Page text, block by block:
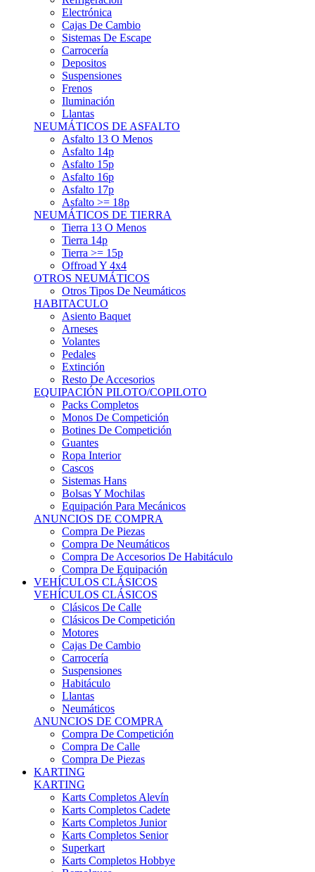
Cajas De Cambio
Sistemas De Escape
Carrocería
Depositos
Suspensiones
Frenos
Iluminación
Llantas
NEUMÁTICOS DE ASFALTO
Asfalto 13 O Menos
Asfalto 14p
Asfalto 15p
Asfalto 16p
Asfalto 17p
Asfalto >= 18p
NEUMÁTICOS DE TIERRA
Tierra 13 O Menos
Tierra 14p
Tierra >= 15p
Offroad Y 4x4
OTROS NEUMÁTICOS
Otros Tipos De Neumáticos
HABITACULO
Asiento Baquet
Arneses
Volantes
Pedales
Extinción
Resto De Accesorios
EQUIPACIÓN PILOTO/COPILOTO
Packs Completos
Monos De Competición
Botines De Competición
Guantes
Ropa Interior
Cascos
Sistemas Hans
Bolsas Y Mochilas
Equipación Para Mecánicos
ANUNCIOS DE COMPRA
Compra De Piezas
Compra De Neumáticos
Compra De Accesorios De Habitáculo
Compra De Equipación
VEHÍCULOS CLÁSICOS
VEHÍCULOS CLÁSICOS
Clásicos De Calle
Clásicos De Competición
Motores
Cajas De Cambio
Carrocería
Suspensiones
Habitáculo
Llantas
Neumáticos
ANUNCIOS DE COMPRA
Compra De Competición
Compra De Calle
Compra De Piezas
KARTING
KARTING
Karts Completos Alevín
Karts Completos Cadete
Karts Completos Junior
Karts Completos Senior
Superkart
Karts Completos Hobbye
Remolques
PIEZAS Y EQUIPACIONES